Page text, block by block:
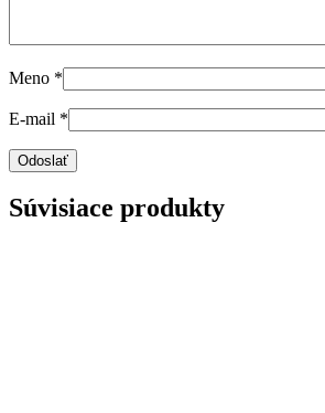
Meno *
E-mail *
Súvisiace produkty